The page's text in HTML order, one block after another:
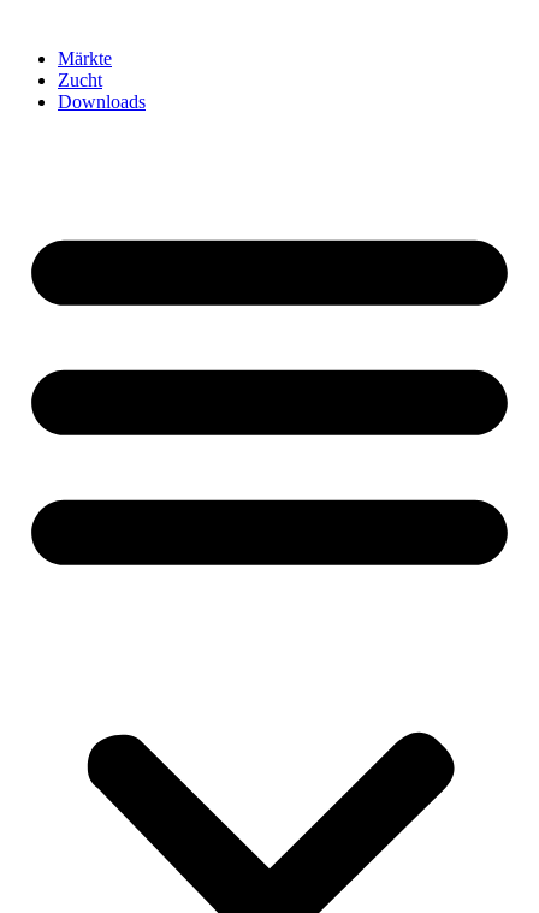
Märkte
Zucht
Downloads